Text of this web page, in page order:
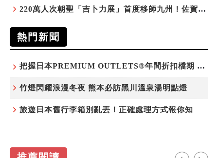
220萬人次朝聖「吉卜力展」首度移師九州！佐賀站早鳥平日套票8/10搶先開賣
熱門新聞
把握日本PREMIUM OUTLETS®年間折扣檔期 越買越划算
竹燈閃耀浪漫冬夜 熊本必訪黑川溫泉湯明點燈
旅遊日本舊行李箱別亂丟！正確處理方式報你知